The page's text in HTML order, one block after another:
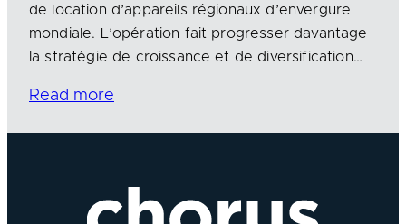
de location d’appareils régionaux d’envergure
mondiale. L’opération fait progresser davantage
la stratégie de croissance et de diversification…
Read more